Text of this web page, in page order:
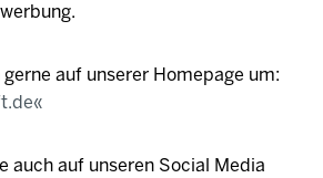
auf unserer Homepage um:
auch auf unseren Social Media